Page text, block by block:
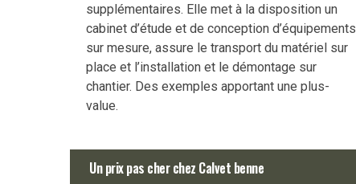
supplémentaires. Elle met à la disposition un
cabinet d’étude et de conception d’équipements
sur mesure, assure le transport du matériel sur
place et l’installation et le démontage sur
chantier. Des exemples apportant une plus-
value.
Un prix pas cher chez Calvet benne